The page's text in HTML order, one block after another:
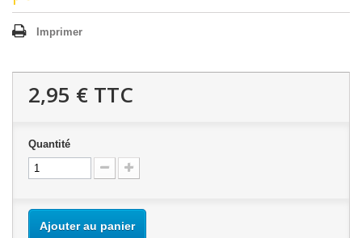
Imprimer
2,95 € TTC
Quantité
Ajouter au panier